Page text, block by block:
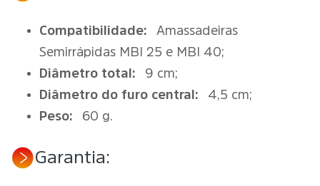
Compatibilidade:
Amassadeiras
Semirrápidas MBI 25 e MBI 40;
Diâmetro total:
9 cm;
Diâmetro do furo central:
4,5 cm;
Peso:
60 g.
Garantia: